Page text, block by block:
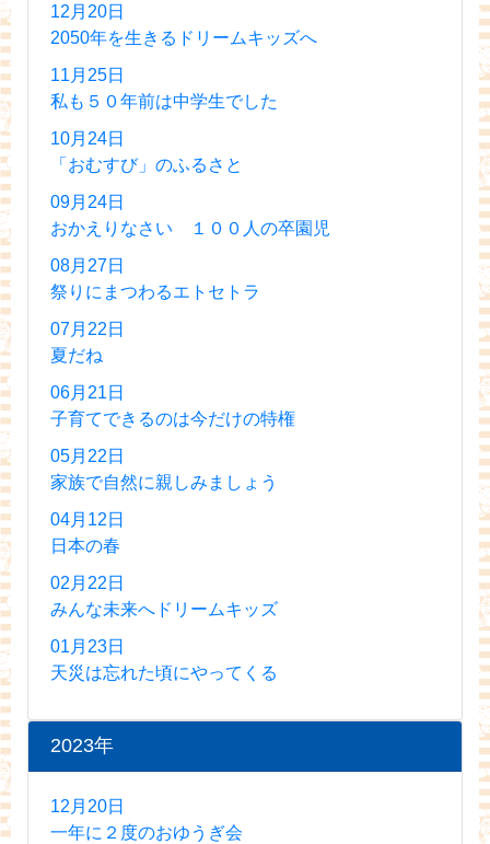
12月20日
2050年を生きるドリームキッズへ
11月25日
私も５０年前は中学生でした
10月24日
「おむすび」のふるさと
09月24日
おかえりなさい １００人の卒園児
08月27日
祭りにまつわるエトセトラ
07月22日
夏だね
06月21日
子育てできるのは今だけの特権
05月22日
家族で自然に親しみましょう
04月12日
日本の春
02月22日
みんな未来へドリームキッズ
01月23日
天災は忘れた頃にやってくる
2023年
12月20日
一年に２度のおゆうぎ会